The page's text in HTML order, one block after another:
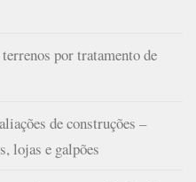
por tratamento de
de construções –
lojas e galpões